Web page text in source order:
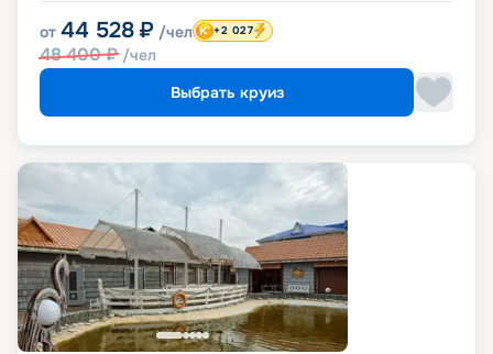
от 44 528 ₽ /чел
48 400₽ /чел
+2 027
Выбрать круиз